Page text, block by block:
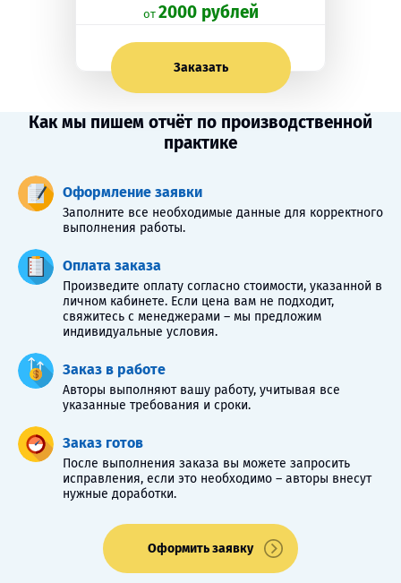
oт 2000 рублей
Заказать
Как мы пишем отчёт по производственной
практике
Оформление заявки
Заполните все необходимые данные для корректного
выполнения работы.
Оплата заказа
Произведите оплату согласно стоимости, указанной в
личном кабинете. Если цена вам не подходит,
свяжитесь с менеджерами – мы предложим
индивидуальные условия.
Заказ в работе
Авторы выполняют вашу работу, учитывая все
указанные требования и сроки.
Заказ готов
После выполнения заказа вы можете запросить
исправления, если это необходимо – авторы внесут
нужные доработки.
Оформить заявку